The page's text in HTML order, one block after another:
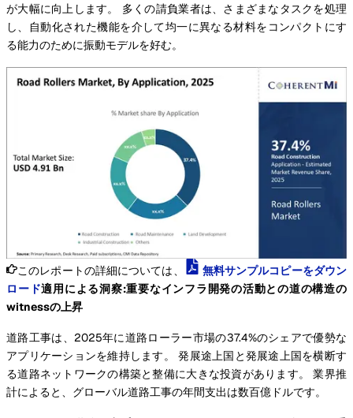
が大幅に向上します。 多くの請負業者は、さまざまなタスクを処理
し、自動化された機能を介して均一に異なる材料をコンパクトにす
る能力のために振動モデルを好む。
このレポートの詳細については、
無料サンプルコピーをダウン
ロード適用による洞察:重要なインフラ開発の活動との道の構造の
witnessの上昇
道路工事は、2025年に道路ローラー市場の37.4%のシェアで優勢な
アプリケーションを維持します。 発展途上国と発展途上国を横断す
る道路ネットワークの構築と整備に大きな投資があります。 業界推
計によると、グローバル道路工事の年間支出は数百億ドルです。